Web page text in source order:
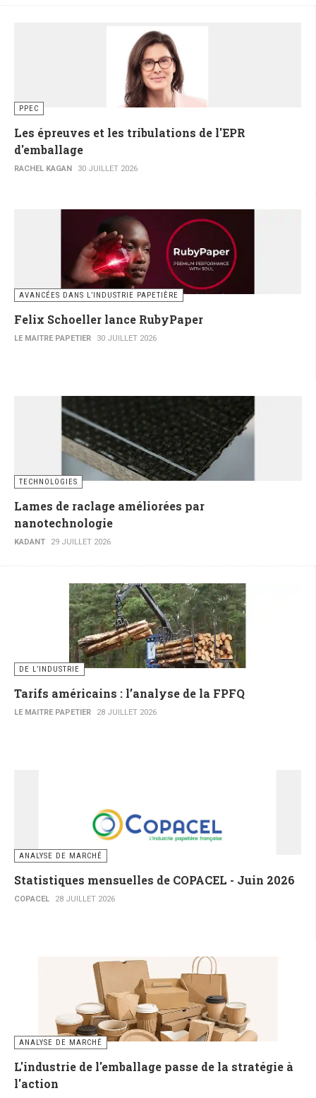
PPEC
Les épreuves et les tribulations de l'EPR
d'emballage
RACHEL KAGAN 30 JUILLET 2026
AVANCÉES DANS L’INDUSTRIE PAPETIÈRE
Felix Schoeller lance RubyPaper
LE MAITRE PAPETIER 30 JUILLET 2026
TECHNOLOGIES
Lames de raclage améliorées par
nanotechnologie
KADANT 29 JUILLET 2026
DE L’INDUSTRIE
Tarifs américains : l’analyse de la FPFQ
LE MAITRE PAPETIER 28 JUILLET 2026
ANALYSE DE MARCHÉ
Statistiques mensuelles de COPACEL - Juin 2026
COPACEL 28 JUILLET 2026
ANALYSE DE MARCHÉ
L'industrie de l'emballage passe de la stratégie à
l'action